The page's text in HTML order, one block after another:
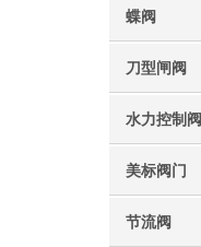
蝶阀
刀型闸阀
水力控制阀
美标阀门
节流阀